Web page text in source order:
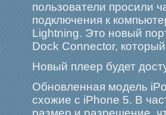
пользователи просили
подключения к
Lightning. Это новый
Dock Connector,
Новый плеер будет
Обновленная модель
схожие с iPhone 5. В